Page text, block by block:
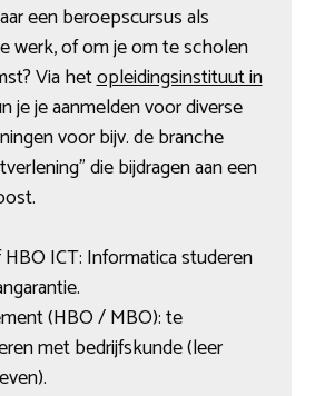
een beroepscursus als
werk, of om je om te scholen
Via hetopleidingsinstituut in
je je aanmelden voor diverse
voor bijv. de branche
die bijdragen aan een
ICT: Informatica studeren
(HBO / MBO): te
met bedrijfskunde (leer